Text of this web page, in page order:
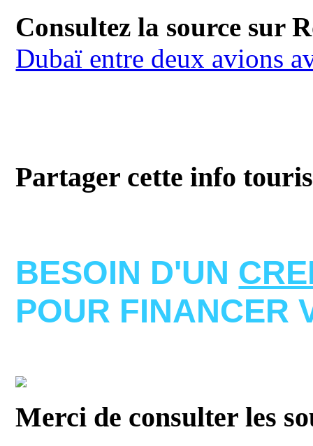
Consultez la source sur
Dubaï entre deux avions
Partager cette info
BESOIN D'UN
POUR FINANCER
Merci de consulter les